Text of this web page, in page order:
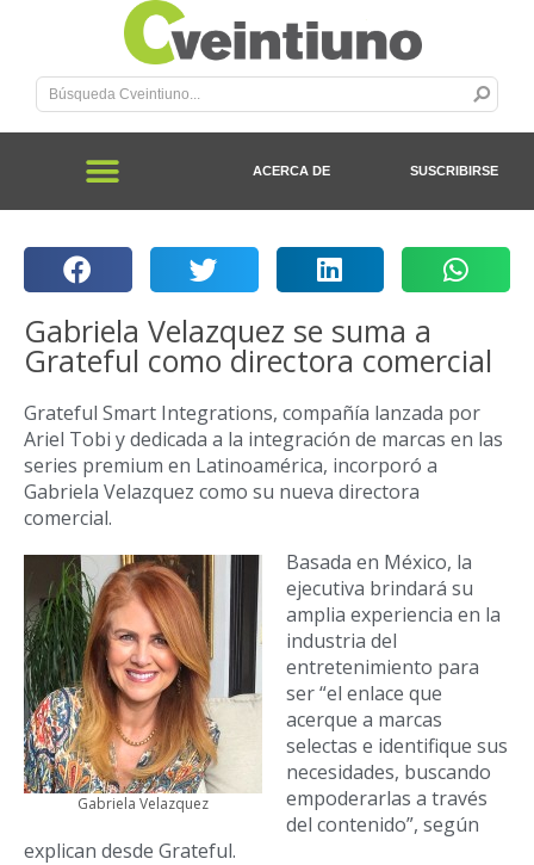
ACERCA DE SUSCRIBIRSE
Gabriela Velazquez se suma a
Grateful como directora comercial
Grateful Smart Integrations, compañía lanzada por
Ariel Tobi y dedicada a la integración de marcas en las
series premium en Latinoamérica, incorporó a
Gabriela Velazquez como su nueva directora
comercial.
Gabriela Velazquez
Basada en México, la
ejecutiva brindará su
amplia experiencia en la
industria del
entretenimiento para
ser “el enlace que
acerque a marcas
selectas e identifique sus
necesidades, buscando
empoderarlas a través
del contenido”, según
explican desde Grateful.